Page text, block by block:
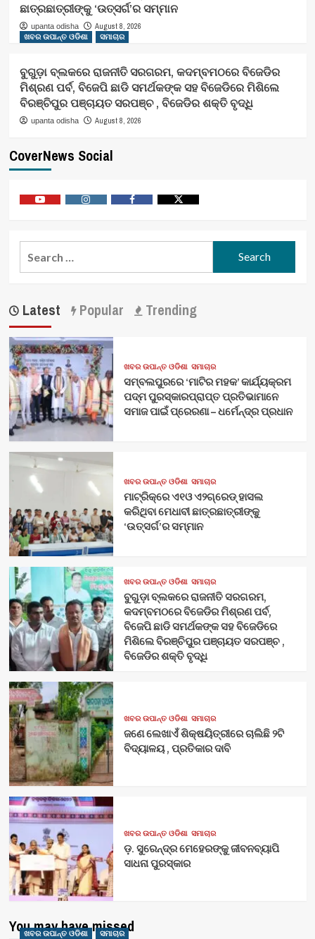
ଛାତ୍ରଛାତ୍ରୀଙ୍କୁ ‘ଉତ୍ସର୍ଗ’ର ସମ୍ମାନ
upanta odisha
August 8, 2026
ଖବର ଉପାନ୍ତ ଓଡିଶା
ସମାଚାର
ବୁଗୁଡ଼ା ବ୍ଲକରେ ରାଜନୀତି ସରଗରମ, କଦମ୍ବମଠରେ ବିଜେଡିର
ମିଶ୍ରଣ ପର୍ବ, ବିଜେପି ଛାଡି ସମର୍ଥକଙ୍କ ସହ ବିଜେଡିରେ ମିଶିଲେ
ବିରଞ୍ଚିପୁର ପଞ୍ଚାୟତ ସରପଞ୍ଚ , ବିଜେଡିର ଶକ୍ତି ବୃଦ୍ଧି
upanta odisha August 8, 2026
CoverNews Social
Latest Popular Trending
ଖବର ଉପାନ୍ତ ଓଡିଶା ସମାଚାର
ସମ୍ବଲପୁରରେ ‘ମାଟିର ମହକ’ କାର୍ଯ୍ୟକ୍ରମ
ପଦ୍ମ ପୁରସ୍କାରପ୍ରାପ୍ତ ପ୍ରତିଭାମାନେ
ସମାଜ ପାଇଁ ପ୍ରେରଣା – ଧର୍ମେନ୍ଦ୍ର ପ୍ରଧାନ
ଖବର ଉପାନ୍ତ ଓଡିଶା ସମାଚାର
ମାଟ୍ରିକ୍‌ରେ ଏ୧ଓ ଏ୨ଗ୍ରେଡ୍‌ ହାସଲ
କରିଥିବା ମେଧାବୀ ଛାତ୍ରଛାତ୍ରୀଙ୍କୁ
‘ଉତ୍ସର୍ଗ’ର ସମ୍ମାନ
ଖବର ଉପାନ୍ତ ଓଡିଶା ସମାଚାର
ବୁଗୁଡ଼ା ବ୍ଲକରେ ରାଜନୀତି ସରଗରମ,
କଦମ୍ବମଠରେ ବିଜେଡିର ମିଶ୍ରଣ ପର୍ବ,
ବିଜେପି ଛାଡି ସମର୍ଥକଙ୍କ ସହ ବିଜେଡିରେ
ମିଶିଲେ ବିରଞ୍ଚିପୁର ପଞ୍ଚାୟତ ସରପଞ୍ଚ ,
ବିଜେଡିର ଶକ୍ତି ବୃଦ୍ଧି
ଖବର ଉପାନ୍ତ ଓଡିଶା ସମାଚାର
ଜଣେ ଲେଖାଏଁ ଶିକ୍ଷୟିତ୍ରୀରେ ଚାଲିଛି ୨ଟି
ବିଦ୍ୟାଳୟ , ପ୍ରତିକାର ଦାବି
ଖବର ଉପାନ୍ତ ଓଡିଶା ସମାଚାର
ଡ଼. ସୁରେନ୍ଦ୍ର ମେହେରଙ୍କୁ ଜୀବନବ୍ୟାପି
ସାଧନା ପୁରସ୍କାର
You may have missed
ଖବର ଉପାନ୍ତ ଓଡିଶା ସମାଚାର